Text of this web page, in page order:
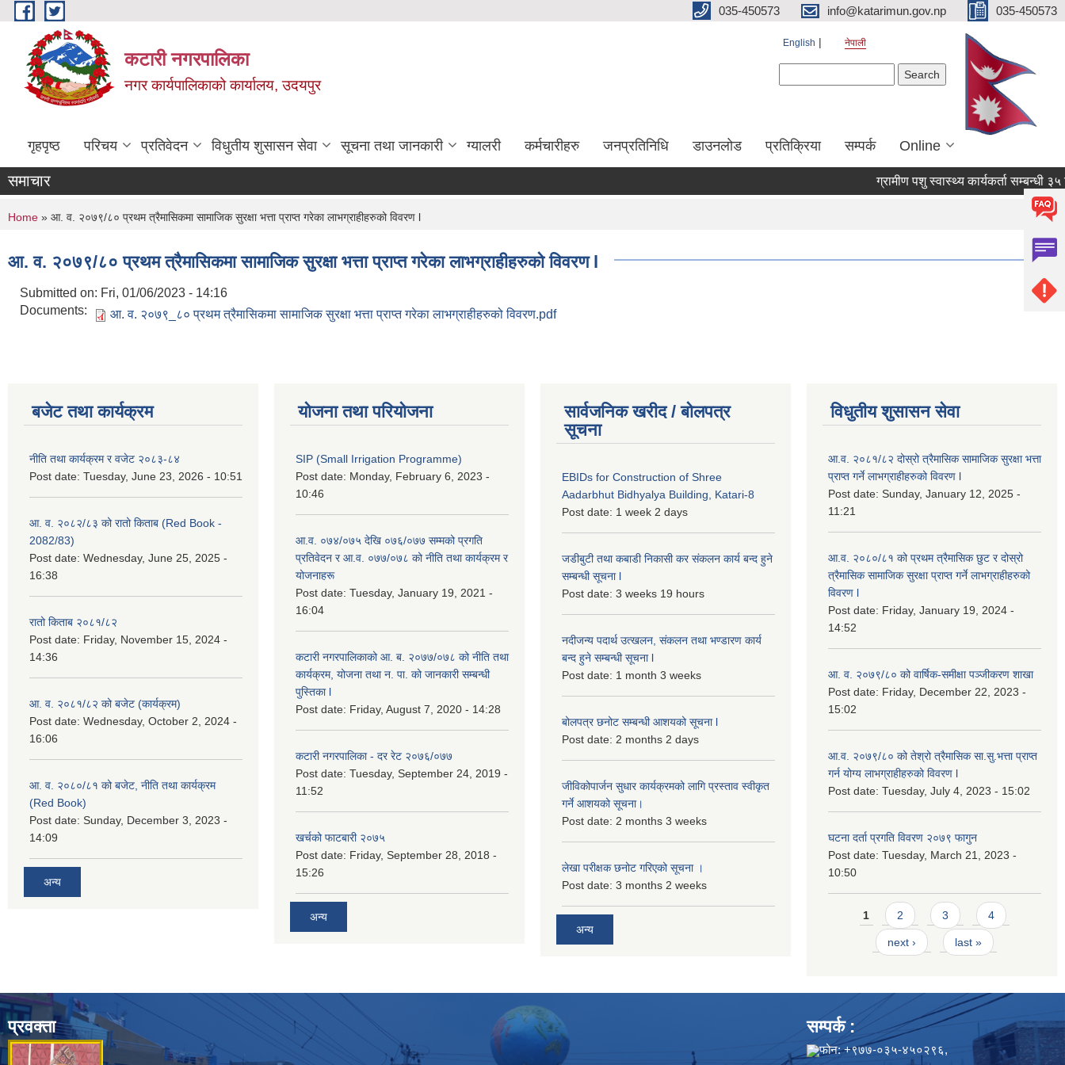
Skip to main content 035-450573 info@katarimun.gov.np 035-450573
कटारी नगरपालिका
नगर कार्यपालिकाको कार्यालय, उदयपुर
English नेपाली
गृहपृष्ठ परिचय प्रतिवेदन विधुतीय शुसासन सेवा सूचना तथा जानकारी ग्यालरी कर्मचारीहरु जनप्रतिनिधि डाउनलोड प्रतिक्रिया सम्पर्क Online
समाचार ग्रामीण पशु स्वास्थ्य कार्यकर्ता सम्बन्धी ३५
You are here
Home » आ. व. २०७९/८० प्रथम त्रैमासिकमा सामाजिक सुरक्षा भत्ता प्राप्त गरेका लाभग्राहीहरुको विवरण l
आ. व. २०७९/८० प्रथम त्रैमासिकमा सामाजिक सुरक्षा भत्ता प्राप्त गरेका लाभग्राहीहरुको विवरण l
Submitted on: Fri, 01/06/2023 - 14:16
Documents:
आ. व. २०७९_८० प्रथम त्रैमासिकमा सामाजिक सुरक्षा भत्ता प्राप्त गरेका लाभग्राहीहरुको विवरण.pdf
बजेट तथा कार्यक्रम
नीति तथा कार्यक्रम र वजेट २०८३-८४
Post date: Tuesday, June 23, 2026 - 10:51
आ. व. २०८२/८३ को रातो किताब (Red Book -
2082/83)
Post date: Wednesday, June 25, 2025 -
16:38
रातो किताब २०८१/८२
Post date: Friday, November 15, 2024 -
14:36
आ. व. २०८१/८२ को बजेट (कार्यक्रम)
Post date: Wednesday, October 2, 2024 -
16:06
आ. व. २०८०/८१ को बजेट, नीति तथा कार्यक्रम
(Red Book)
Post date: Sunday, December 3, 2023 -
14:09
अन्य
योजना तथा परियोजना
SIP (Small Irrigation Programme)
Post date: Monday, February 6, 2023 -
10:46
आ.व. ०७४/०७५ देखि ०७६/०७७ सम्मको प्रगति
प्रतिवेदन र आ.व. ०७७/०७८ को नीति तथा कार्यक्रम र
योजनाहरू
Post date: Tuesday, January 19, 2021 -
16:04
कटारी नगरपालिकाको आ. ब. २०७७/०७८ को नीति तथा
कार्यक्रम, योजना तथा न. पा. को जानकारी सम्बन्धी
पुस्तिका l
Post date: Friday, August 7, 2020 - 14:28
कटारी नगरपालिका - दर रेट २०७६/०७७
Post date: Tuesday, September 24, 2019 -
11:52
खर्चको फाटबारी २०७५
Post date: Friday, September 28, 2018 -
15:26
अन्य
सार्वजनिक खरीद / बोलपत्र
सूचना
EBIDs for Construction of Shree
Aadarbhut Bidhyalya Building, Katari-8
Post date: 1 week 2 days
जडीबुटी तथा कबाडी निकासी कर संकलन कार्य बन्द हुने
सम्बन्धी सूचना l
Post date: 3 weeks 19 hours
नदीजन्य पदार्थ उत्खलन, संकलन तथा भण्डारण कार्य
बन्द हुने सम्बन्धी सूचना l
Post date: 1 month 3 weeks
बोलपत्र छनोट सम्बन्धी आशयको सूचना l
Post date: 2 months 2 days
जीविकोपार्जन सुधार कार्यक्रमको लागि प्रस्ताव स्वीकृत
गर्ने आशयको सूचना।
Post date: 2 months 3 weeks
लेखा परीक्षक छनोट गरिएको सूचना ।
Post date: 3 months 2 weeks
अन्य
विधुतीय शुसासन सेवा
आ.व. २०८१/८२ दोस्रो त्रैमासिक सामाजिक सुरक्षा भत्ता
प्राप्त गर्ने लाभग्राहीहरुको विवरण l
Post date: Sunday, January 12, 2025 -
11:21
आ.व. २०८०/८१ को प्रथम त्रैमासिक छुट र दोस्रो
त्रैमासिक सामाजिक सुरक्षा प्राप्त गर्ने लाभग्राहीहरुको
विवरण l
Post date: Friday, January 19, 2024 -
14:52
आ. व. २०७९/८० को वार्षिक-समीक्षा पञ्जीकरण शाखा
Post date: Friday, December 22, 2023 -
15:02
आ.व. २०७९/८० को तेश्रो त्रैमासिक सा.सु.भ‍त्ता प्राप्त
गर्न योग्य लाभग्राहीहरुको विवरण l
Post date: Tuesday, July 4, 2023 - 15:02
घटना दर्ता प्रगति विवरण २०७९ फागुन
Post date: Tuesday, March 21, 2023 -
10:50
Pages
1 2 3 4
next › last »
प्रवक्ता सम्पर्क :
फोन: +९७७-०३५-४५०२९६,